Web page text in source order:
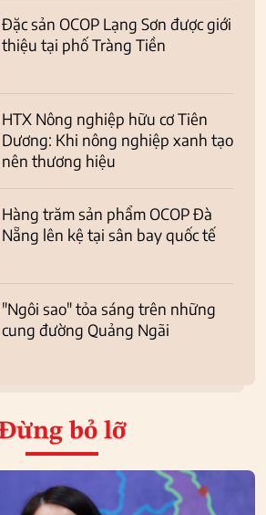
Đặc sản OCOP Lạng Sơn được giới
thiệu tại phố Tràng Tiền
HTX Nông nghiệp hữu cơ Tiên
Dương: Khi nông nghiệp xanh tạo
nên thương hiệu
Hàng trăm sản phẩm OCOP Đà
Nẵng lên kệ tại sân bay quốc tế
"Ngôi sao" tỏa sáng trên những
cung đường Quảng Ngãi
bỏ lỡ